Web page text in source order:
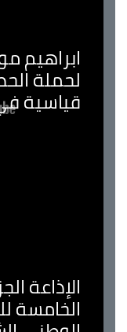
ابراهيم
لحملة
قياسية
الإذاعة
الخامسة